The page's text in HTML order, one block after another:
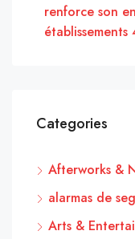
renforce son
Categories
Afterworks &
alarmas de
Arts &